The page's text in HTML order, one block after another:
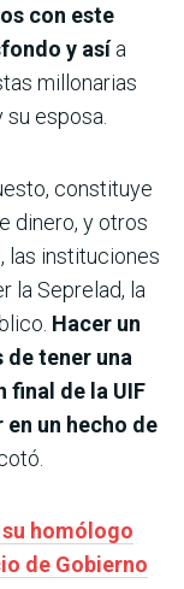
con este
y asía
millonarias
esposa.
constituye
dinero, y otros
las instituciones
la Seprelad, la
Hacer un
de tener una
final de la UIF
un hecho de
homólogo
de Gobierno